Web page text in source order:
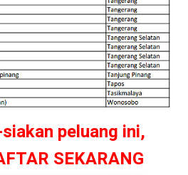
peluang ini,
SEKARANG